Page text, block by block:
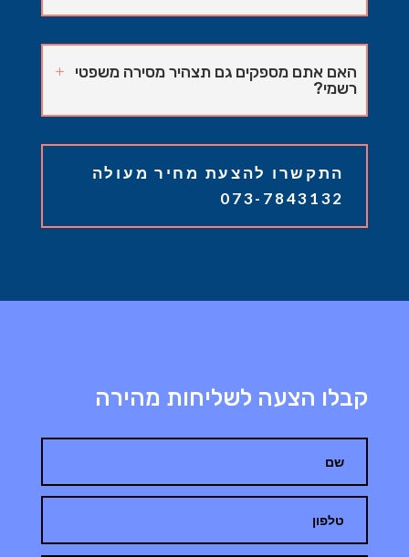
האם אתם מספקים גם תצהיר מסירה משפטי
רשמי?
התקשרו להצעת מחיר מעולה
073-7843132
קבלו הצעה לשליחות מהירה